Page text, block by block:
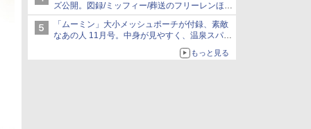
ズ公開。図録/ミッフィー/葬送のフリーレンほ
か、注目ブランドコラボが実現
「ムーミン」大小メッシュポーチが付録、素敵
なあの人 11月号。中身が見やすく、温泉スパに
もっと見る